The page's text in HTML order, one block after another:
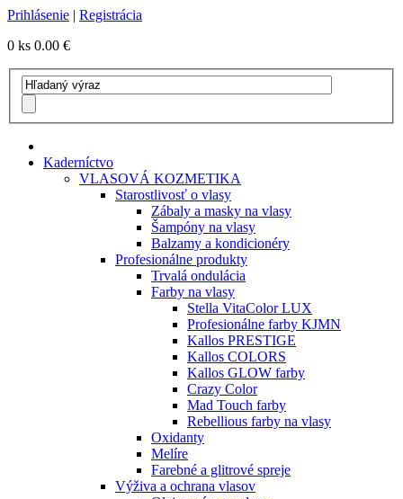
Prihlásenie | Registrácia
0 ks 0.00 €
Kaderníctvo
VLASOVÁ KOZMETIKA
Starostlivosť o vlasy
Zábaly a masky na vlasy
Šampóny na vlasy
Balzamy a kondicionéry
Profesionálne produkty
Trvalá ondulácia
Farby na vlasy
Stella VitaColor LUX
Profesionálne farby KJMN
Kallos PRESTIGE
Kallos COLORS
Kallos GLOW farby
Crazy Color
Mad Touch farby
Rebellious farby na vlasy
Oxidanty
Melíre
Farebné a glitrové spreje
Výživa a ochrana vlasov